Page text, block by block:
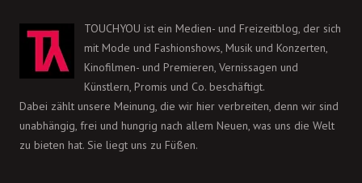
TOUCHYOU ist ein Medien- und Freizeitblog, der sich
mit Mode und Fashionshows, Musik und Konzerten,
Kinofilmen- und Premieren, Vernissagen und
Künstlern, Promis und Co. beschäftigt.
Dabei zählt unsere Meinung, die wir hier verbreiten, denn wir sind
unabhängig, frei und hungrig nach allem Neuen, was uns die Welt
zu bieten hat. Sie liegt uns zu Füßen.